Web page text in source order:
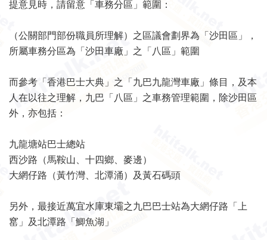
提意見時，請留意「車務分區」範圍：
（公關部門部份職員所理解）之區議會劃界為「沙田區」，
所屬車務分區為「沙田車廠」之「八區」範圍
而參考「香港巴士大典」之「九巴九龍灣車廠」條目，及本
人在以往之理解，九巴「八區」之車務管理範圍，除沙田區
外，亦包括：
九龍塘站巴士總站
西沙路（馬鞍山、十四鄉、麥邊）
大網仔路（黃竹灣、北潭涌）及黃石碼頭
另外，最接近萬宜水庫東壩之九巴巴士站為大網仔路「上
窰」及北潭路「鯽魚湖」